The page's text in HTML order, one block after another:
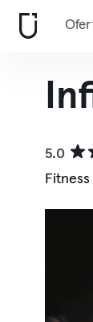
5.0
Fitness